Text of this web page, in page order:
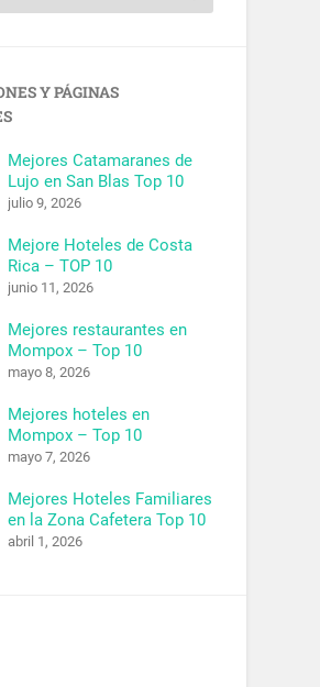
Y PÁGINAS
Mejores Catamaranes de
Lujo en San Blas Top 10
julio 9, 2026
Mejore Hoteles de Costa
Rica – TOP 10
junio 11, 2026
Mejores restaurantes en
Mompox – Top 10
mayo 8, 2026
Mejores hoteles en
Mompox – Top 10
mayo 7, 2026
Mejores Hoteles Familiares
en la Zona Cafetera Top 10
abril 1, 2026